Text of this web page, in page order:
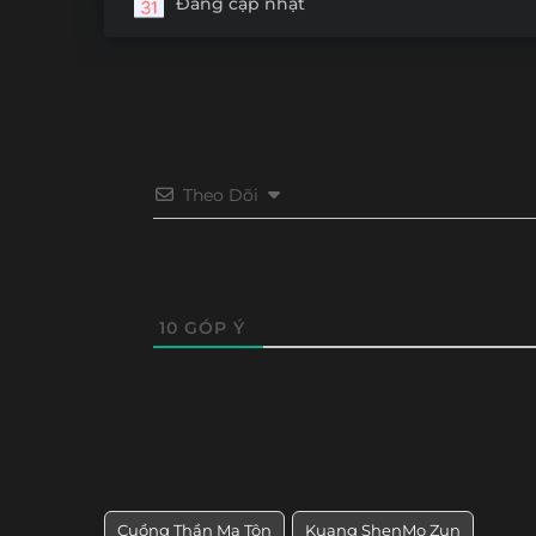
Theo Dõi
10 GÓP Ý
Cuồng Thần Ma Tôn Kuang ShenMo Zun